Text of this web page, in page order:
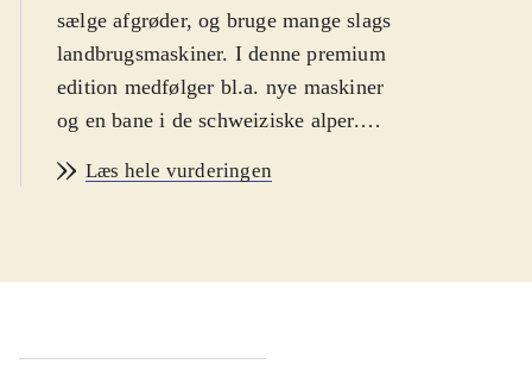
sælge afgrøder, og bruge mange slags
landbrugsmaskiner. I denne premium
edition medfølger bl.a. nye maskiner
og en bane i de schweiziske alper.
landbrugsinteresserede.
afgrøder, og så høste og sælge dem,
dine naboer. Det gør du som
Læs hele vurderingen